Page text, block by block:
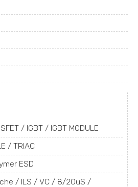
/ IGBT / IGBT MODULE
/ TRIAC
ESD
/ ILS / VC / 8/20uS /